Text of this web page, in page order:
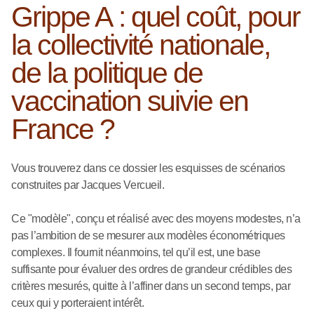
Grippe A : quel coût, pour
la collectivité nationale,
de la politique de
vaccination suivie en
France ?
Vous trouverez dans ce dossier les esquisses de scénarios
construites par Jacques Vercueil.
Ce "modèle", conçu et réalisé avec des moyens modestes, n’a
pas l’ambition de se mesurer aux modèles économétriques
complexes. Il fournit néanmoins, tel qu’il est, une base
suffisante pour évaluer des ordres de grandeur crédibles des
critères mesurés, quitte à l’affiner dans un second temps, par
ceux qui y porteraient intérêt.